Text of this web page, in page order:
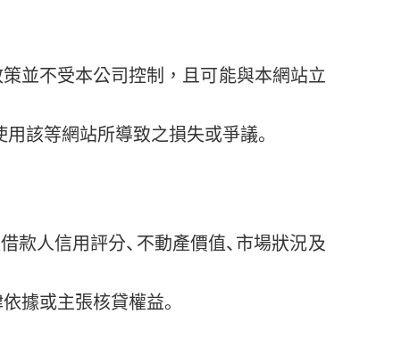
並不受本公司控制，且可能與本網站立
該等網站所導致之損失或爭議。
款人信用評分、不動產價值、市場狀況及
據或主張核貸權益。